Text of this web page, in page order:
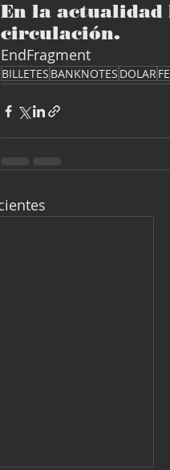
En la actualidad
circulación.
EndFragment
BILLETES BANKNOTES DOLAR